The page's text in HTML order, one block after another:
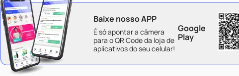
Baixe nosso APP
É só apontar a câmera
para o QR Code da loja de
aplicativos do seu celular!
Google
Play